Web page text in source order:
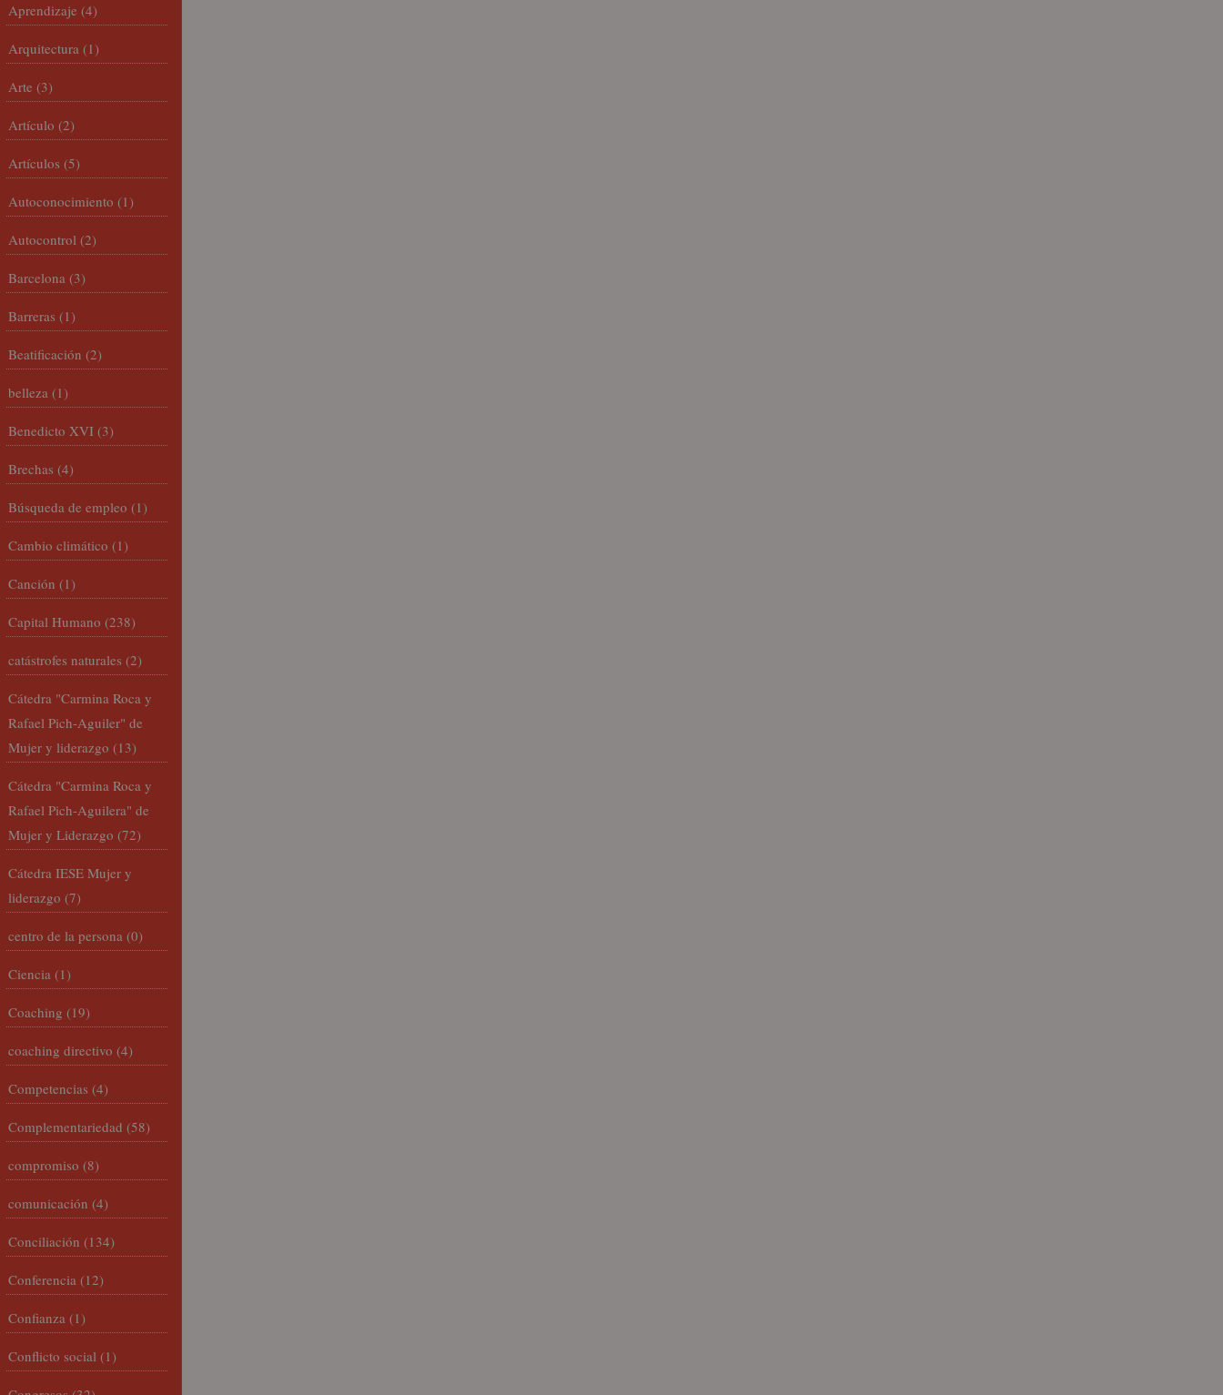
Aprendizaje (4)
Arquitectura (1)
Arte (3)
Artículo (2)
Artículos (5)
Autoconocimiento (1)
Autocontrol (2)
Barcelona (3)
Barreras (1)
Beatificación (2)
belleza (1)
Benedicto XVI (3)
Brechas (4)
Búsqueda de empleo (1)
Cambio climático (1)
Canción (1)
Capital Humano (238)
catástrofes naturales (2)
Cátedra "Carmina Roca y
Rafael Pich-Aguiler" de
Mujer y liderazgo (13)
Cátedra "Carmina Roca y
Rafael Pich-Aguilera" de
Mujer y Liderazgo (72)
Cátedra IESE Mujer y
liderazgo (7)
centro de la persona (0)
Ciencia (1)
Coaching (19)
coaching directivo (4)
Competencias (4)
Complementariedad (58)
compromiso (8)
comunicación (4)
Conciliación (134)
Conferencia (12)
Confianza (1)
Conflicto social (1)